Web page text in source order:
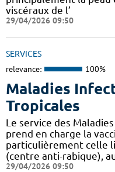
viscéraux de l’
29/04/2026 09:50
SERVICES
relevance: 100%
Maladies
Tropicales
Le service des
prend en charge la
particulièrement celle
(centre anti-rabique),
29/04/2026 09:50